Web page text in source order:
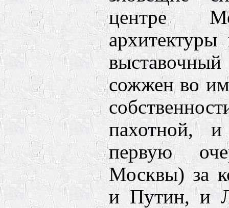
центре
сожжен во
пахотной,
первую
Москвы) за
и Путин, и